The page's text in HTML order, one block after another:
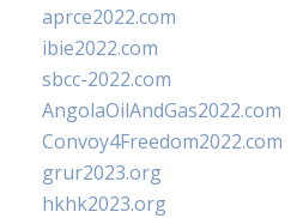
aprce2022.com
ibie2022.com
sbcc-2022.com
AngolaOilAndGas2022.com
Convoy4Freedom2022.com
grur2023.org
hkhk2023.org